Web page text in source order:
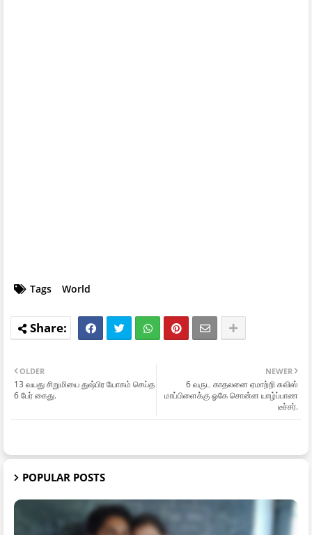
Tags World
NEWER
6 வருட காதலனை ஏமாற்றி சுவிஸ்
மாப்பிளைக்கு ஓகே சொன்ன யாழ்ப்பாண
டீச்சர்.
OLDER
13 வயது சிறுமியை துஷ்பிர யோகம் செய்த
6 பேர் கைது.
POPULAR POSTS